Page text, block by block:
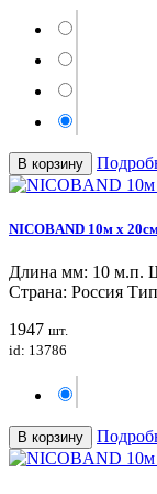
В корзину
NICOBAND 10м х
Длина мм: 10 м.п.
Страна: Россия
1947 шт.
id: 13786
В корзину